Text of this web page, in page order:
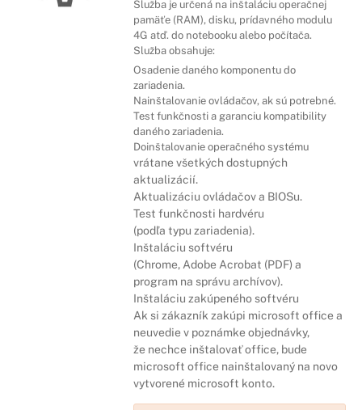
Služba je určená na inštaláciu operačnej
pamäťe (RAM), disku, prídavného modulu
4G atď. do notebooku alebo počítača.
Služba obsahuje:
Osadenie daného komponentu do
zariadenia.
Nainštalovanie ovládačov, ak sú potrebné.
Test funkčnosti a garanciu kompatibility
daného zariadenia.
Doinštalovanie operačného systému
vrátane všetkých dostupných
aktualizácií.
Aktualizáciu ovládačov a BIOSu.
Test funkčnosti hardvéru
(podľa typu zariadenia).
Inštaláciu softvéru
(Chrome, Adobe Acrobat (PDF) a
program na správu archívov).
Inštaláciu zakúpeného softvéru
Ak si zákazník zakúpi microsoft office a
neuvedie v poznámke objednávky,
že nechce inštalovať office, bude
microsoft office nainštalovaný na novo
vytvorené microsoft konto.